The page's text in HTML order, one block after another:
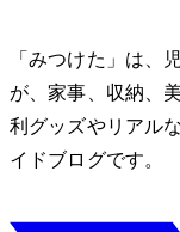
「みつけた」は、2
が、家事、収納、
利グッズやリアル
イドブログです。